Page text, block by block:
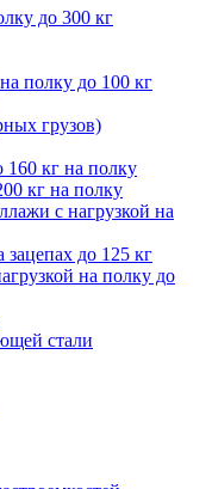
до 300 кг
полку до 100 кг
грузов)
160 кг на полку
кг на полку
с нагрузкой на
до 125 кг
на полку до
стали